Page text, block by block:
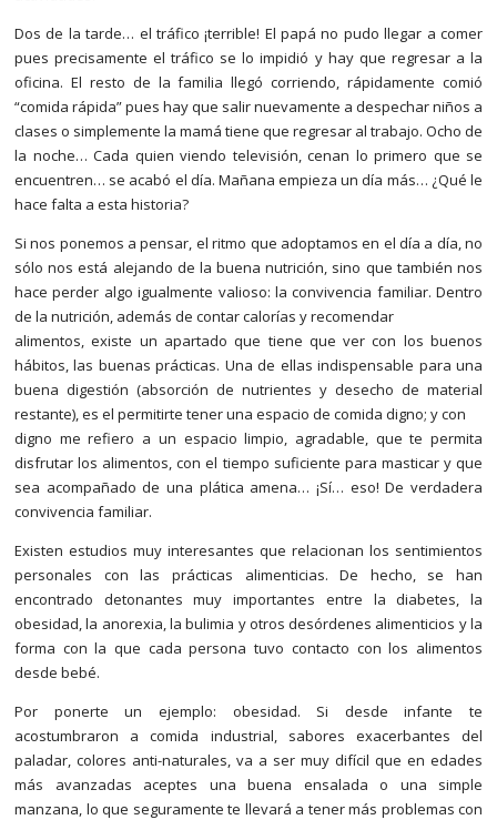
Dos de la tarde… el tráfico ¡terrible! El papá no pudo llegar a comer
pues precisamente el tráfico se lo impidió y hay que regresar a la
oficina. El resto de la familia llegó corriendo, rápidamente comió
“comida rápida” pues hay que salir nuevamente a despechar niños a
clases o simplemente la mamá tiene que regresar al trabajo. Ocho de
la noche… Cada quien viendo televisión, cenan lo primero que se
encuentren… se acabó el día. Mañana empieza un día más… ¿Qué le
hace falta a esta historia?
Si nos ponemos a pensar, el ritmo que adoptamos en el día a día, no
sólo nos está alejando de la buena nutrición, sino que también nos
hace perder algo igualmente valioso: la convivencia familiar. Dentro
de la nutrición, además de contar calorías y recomendar
alimentos, existe un apartado que tiene que ver con los buenos
hábitos, las buenas prácticas. Una de ellas indispensable para una
buena digestión (absorción de nutrientes y desecho de material
restante), es el permitirte tener una espacio de comida digno; y con
digno me refiero a un espacio limpio, agradable, que te permita
disfrutar los alimentos, con el tiempo suficiente para masticar y que
sea acompañado de una plática amena… ¡Sí… eso! De verdadera
convivencia familiar.
Existen estudios muy interesantes que relacionan los sentimientos
personales con las prácticas alimenticias. De hecho, se han
encontrado detonantes muy importantes entre la diabetes, la
obesidad, la anorexia, la bulimia y otros desórdenes alimenticios y la
forma con la que cada persona tuvo contacto con los alimentos
desde bebé.
Por ponerte un ejemplo: obesidad. Si desde infante te
acostumbraron a comida industrial, sabores exacerbantes del
paladar, colores anti-naturales, va a ser muy difícil que en edades
más avanzadas aceptes una buena ensalada o una simple
manzana, lo que seguramente te llevará a tener más problemas con